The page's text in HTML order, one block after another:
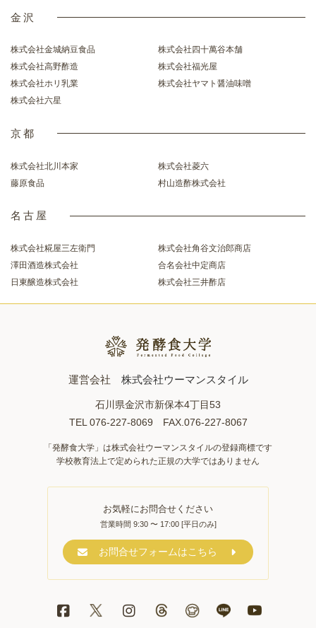
金沢
株式会社金城納豆食品
株式会社四十萬谷本舗
株式会社高野酢造
株式会社福光屋
株式会社ホリ乳業
株式会社ヤマト醤油味噌
株式会社六星
京都
株式会社北川本家
株式会社菱六
藤原食品
村山造酢株式会社
名古屋
株式会社糀屋三左衛門
株式会社角谷文治郎商店
澤田酒造株式会社
合名会社中定商店
日東醸造株式会社
株式会社三井酢店
運営会社 株式会社ウーマンスタイル
石川県金沢市新保本4丁目53
TEL 076-227-8069 FAX.076-227-8067
「発酵食大学」は株式会社ウーマンスタイルの登録商標です
学校教育法上で定められた正規の大学ではありません
お気軽にお問合せください
営業時間 9:30 〜 17:00 [平日のみ]
お問合せフォームはこちら